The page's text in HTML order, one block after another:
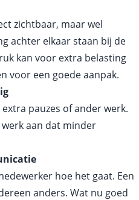
zichtbaar, maar wel
achter elkaar staan bij de
kan voor extra belasting
voor een goede aanpak.
pauzes of ander werk.
aan dat minder
hoe het gaat. Een
anders. Wat nu goed